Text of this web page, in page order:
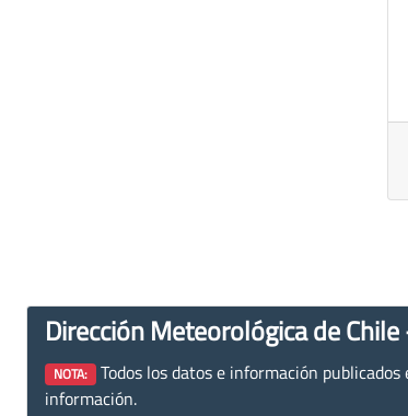
Dirección Meteorológica de
NOTA: Todos los datos e información
información.